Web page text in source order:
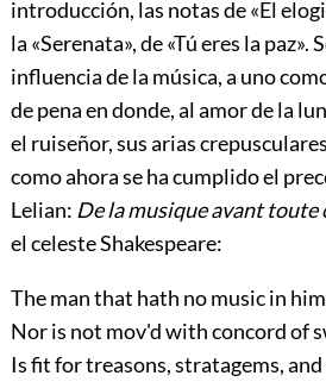
introducción, las notas de «El
la «Serenata», de «Tú eres la paz».
influencia de la música, a uno
de pena en donde, al amor de la
el ruiseñor, sus arias
como ahora se ha cumplido el
Lelian: De la musique avant toute
el celeste Shakespeare:
The man that hath no music in
Nor is not mov'd with concord of
Is fit for treasons, stratagems,